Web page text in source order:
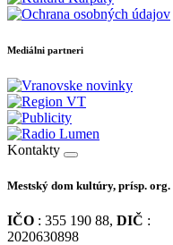
Mediálni partneri
Kontakty
Mestský dom kultúry, prísp. org.
IČO : 355 190 88, DIČ :
2020630898